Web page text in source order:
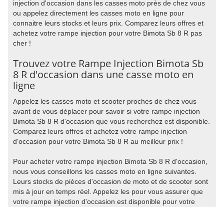
injection d'occasion dans les casses moto près de chez vous
ou appelez directement les casses moto en ligne pour
connaitre leurs stocks et leurs prix. Comparez leurs offres et
achetez votre rampe injection pour votre Bimota Sb 8 R pas
cher !
Trouvez votre Rampe Injection Bimota Sb
8 R d'occasion dans une casse moto en
ligne
Appelez les casses moto et scooter proches de chez vous
avant de vous déplacer pour savoir si votre rampe injection
Bimota Sb 8 R d'occasion que vous recherchez est disponible.
Comparez leurs offres et achetez votre rampe injection
d'occasion pour votre Bimota Sb 8 R au meilleur prix !
Pour acheter votre rampe injection Bimota Sb 8 R d'occasion,
nous vous conseillons les casses moto en ligne suivantes.
Leurs stocks de pièces d'occasion de moto et de scooter sont
mis à jour en temps réel. Appelez les pour vous assurer que
votre rampe injection d'occasion est disponible pour votre